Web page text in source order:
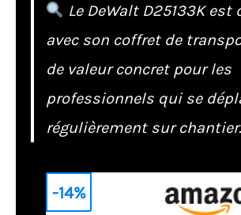
Le DeWalt D25133K
avec son coffret de
de valeur concret pour les
professionnels qui se
régulièrement sur chantier.
-14%